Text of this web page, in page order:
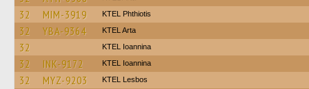
32 MIM-3919 ΚΤΕL Phthiotis
32 YBA-9364 KTEL Arta
32 KTEL Ioannina
32 INK-9172 KTEL Ioannina
32 MYZ-9203 KTEL Lesbos